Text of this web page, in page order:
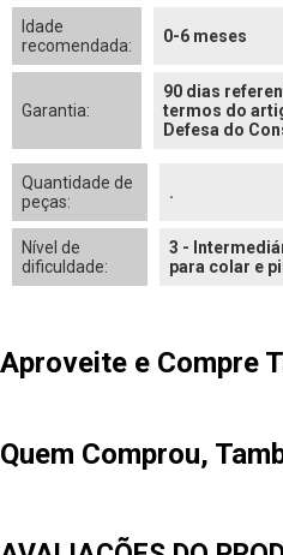
Idade
recomendada:
0-6 meses
Garantia:
90 dias
termos do
Defesa do
Quantidade de
peças:
.
Nível de
dificuldade:
3 -
para colar e
Aproveite e Compre
Quem Comprou,